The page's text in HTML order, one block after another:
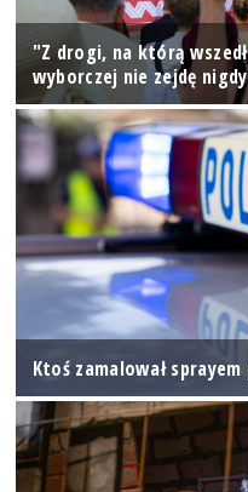
"Z drogi, na którą
wyborczej nie zejdę
Ktoś zamalował